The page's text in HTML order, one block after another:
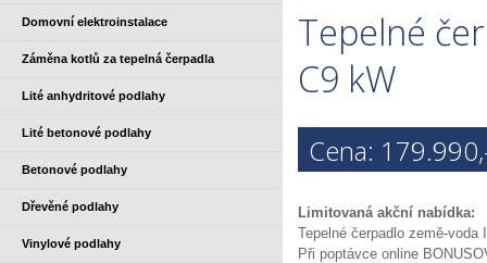
Domovní elektroinstalace
Záměna kotlů za tepelná čerpadla
Lité anhydritové podlahy
Lité betonové podlahy
Betonové podlahy
Dřevěné podlahy
Vinylové podlahy
Tepelné
C9 kW
Cena:
Limitovaná akční nabídka:
Tepelné čerpadlo země-voda
Při poptávce online